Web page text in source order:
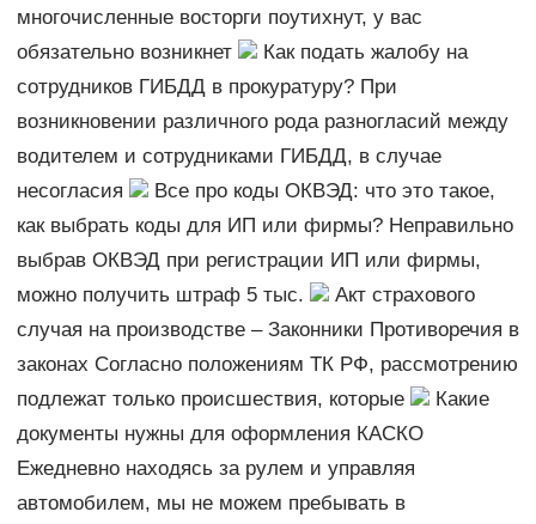
многочисленные восторги поутихнут, у вас
обязательно возникнет
Как подать жалобу на
сотрудников ГИБДД в прокуратуру? При
возникновении различного рода разногласий между
водителем и сотрудниками ГИБДД, в случае
несогласия
Все про коды ОКВЭД: что это такое,
как выбрать коды для ИП или фирмы? Неправильно
выбрав ОКВЭД при регистрации ИП или фирмы,
можно получить штраф 5 тыс.
Акт страхового
случая на производстве – Законники Противоречия в
законах Согласно положениям ТК РФ, рассмотрению
подлежат только происшествия, которые
Какие
документы нужны для оформления КАСКО
Ежедневно находясь за рулем и управляя
автомобилем, мы не можем пребывать в